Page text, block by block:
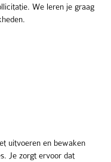
We leren je graag
uitvoeren en bewaken
Je zorgt ervoor dat